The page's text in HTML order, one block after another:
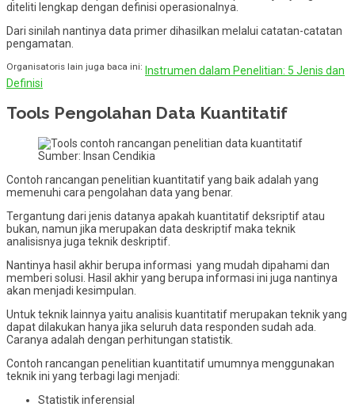
diteliti lengkap dengan definisi operasionalnya.
Dari sinilah nantinya data primer dihasilkan melalui catatan-catatan
pengamatan.
Organisatoris lain juga baca ini: Instrumen dalam Penelitian: 5 Jenis dan
Definisi
Tools Pengolahan Data Kuantitatif
Sumber: Insan Cendikia
Contoh rancangan penelitian kuantitatif yang baik adalah yang
memenuhi cara pengolahan data yang benar.
Tergantung dari jenis datanya apakah kuantitatif deksriptif atau
bukan, namun jika merupakan data deskriptif maka teknik
analisisnya juga teknik deskriptif.
Nantinya hasil akhir berupa informasi yang mudah dipahami dan
memberi solusi. Hasil akhir yang berupa informasi ini juga nantinya
akan menjadi kesimpulan.
Untuk teknik lainnya yaitu analisis kuantitatif merupakan teknik yang
dapat dilakukan hanya jika seluruh data responden sudah ada.
Caranya adalah dengan perhitungan statistik.
Contoh rancangan penelitian kuantitatif umumnya menggunakan
teknik ini yang terbagi lagi menjadi:
Statistik inferensial